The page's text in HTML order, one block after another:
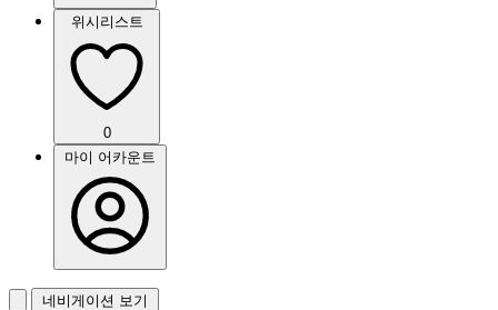
위시리스트
0
마이 어카운트
네비게이션 보기